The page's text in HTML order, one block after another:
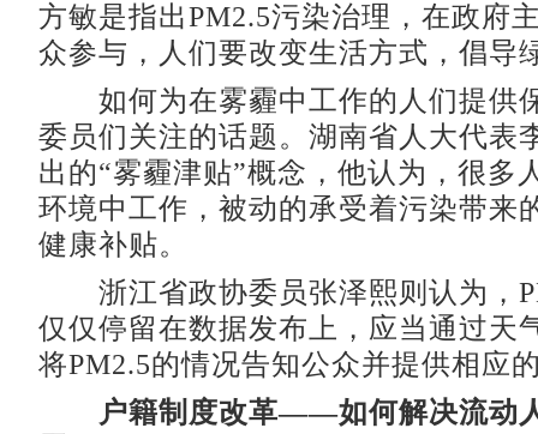
方敏是指出PM2.5污染治理，在政府
众参与，人们要改变生活方式，倡导
如何为在雾霾中工作的人们提供
委员们关注的话题。湖南省人大代表
出的“雾霾津贴”概念，他认为，很多
环境中工作，被动的承受着污染带来
健康补贴。
浙江省政协委员张泽熙则认为，
仅仅停留在数据发布上，应当通过天
将PM2.5的情况告知公众并提供相应
户籍制度改革——如何解决流动人